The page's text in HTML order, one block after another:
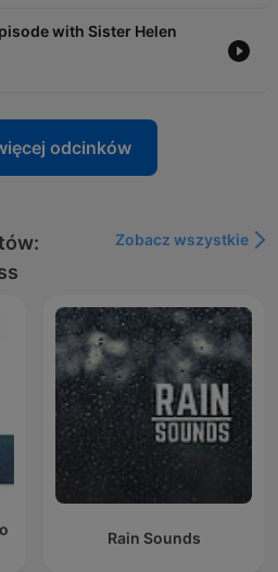
with Sister Helen
odcinków
Zobacz wszystkie
Rain Sounds